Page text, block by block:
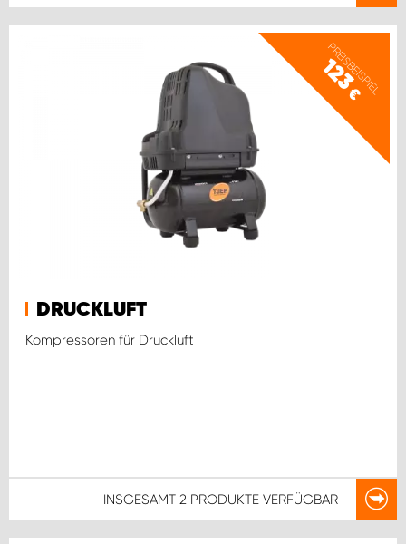
PREISBEISPIEL
123
€
DRUCKLUFT
Kompressoren für Druckluft
INSGESAMT 2 PRODUKTE VERFÜGBAR